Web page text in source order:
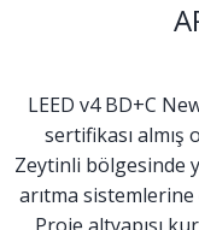
LEED v4 BD+C
sertifikası almış
Zeytinli bölgesinde
arıtma